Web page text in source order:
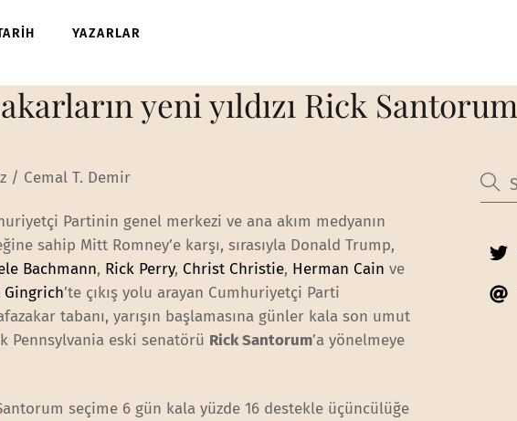
YAZARLAR
yeni yıldızı Rick Santorum
/ Cemal T. Demir
Partinin genel merkezi ve ana akım medyanın
sahip Mitt Romney’e karşı, sırasıyla Donald Trump,
Bachmann, Rick Perry, Christ Christie, Herman Cain ve
Gingrich’te çıkış yolu arayan Cumhuriyetçi Parti
tabanı, yarışın başlamasına günler kala son umut
Pennsylvania eski senatörü Rick Santorum’a yönelmeye
seçime 6 gün kala yüzde 16 destekle üçüncülüğe